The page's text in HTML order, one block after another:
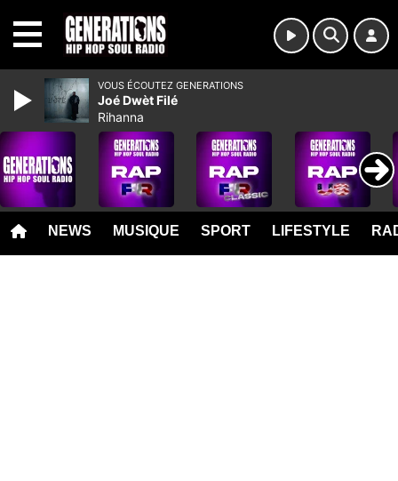
NEWS MUSIQUE SPORT LIFESTYLE
VOUS ÉCOUTEZ GENERATIONS
Joé Dwèt Filé
Rihanna